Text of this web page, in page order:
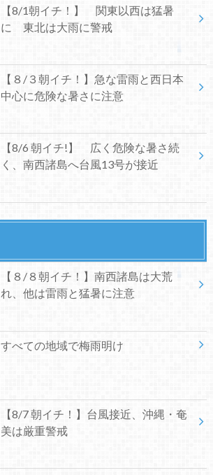
【8/1朝イチ！】 関東以西は猛暑
に 東北は大雨に警戒
【８/３朝イチ！】急な雷雨と西日本
中心に危険な暑さに注意
【8/6 朝イチ!】 広く危険な暑さ続
く、南西諸島へ台風13号が接近
【８/８朝イチ！】南西諸島は大荒
れ、他は雷雨と猛暑に注意
すべての地域で梅雨明け
【8/7 朝イチ！】台風接近、沖縄・奄
美は厳重警戒